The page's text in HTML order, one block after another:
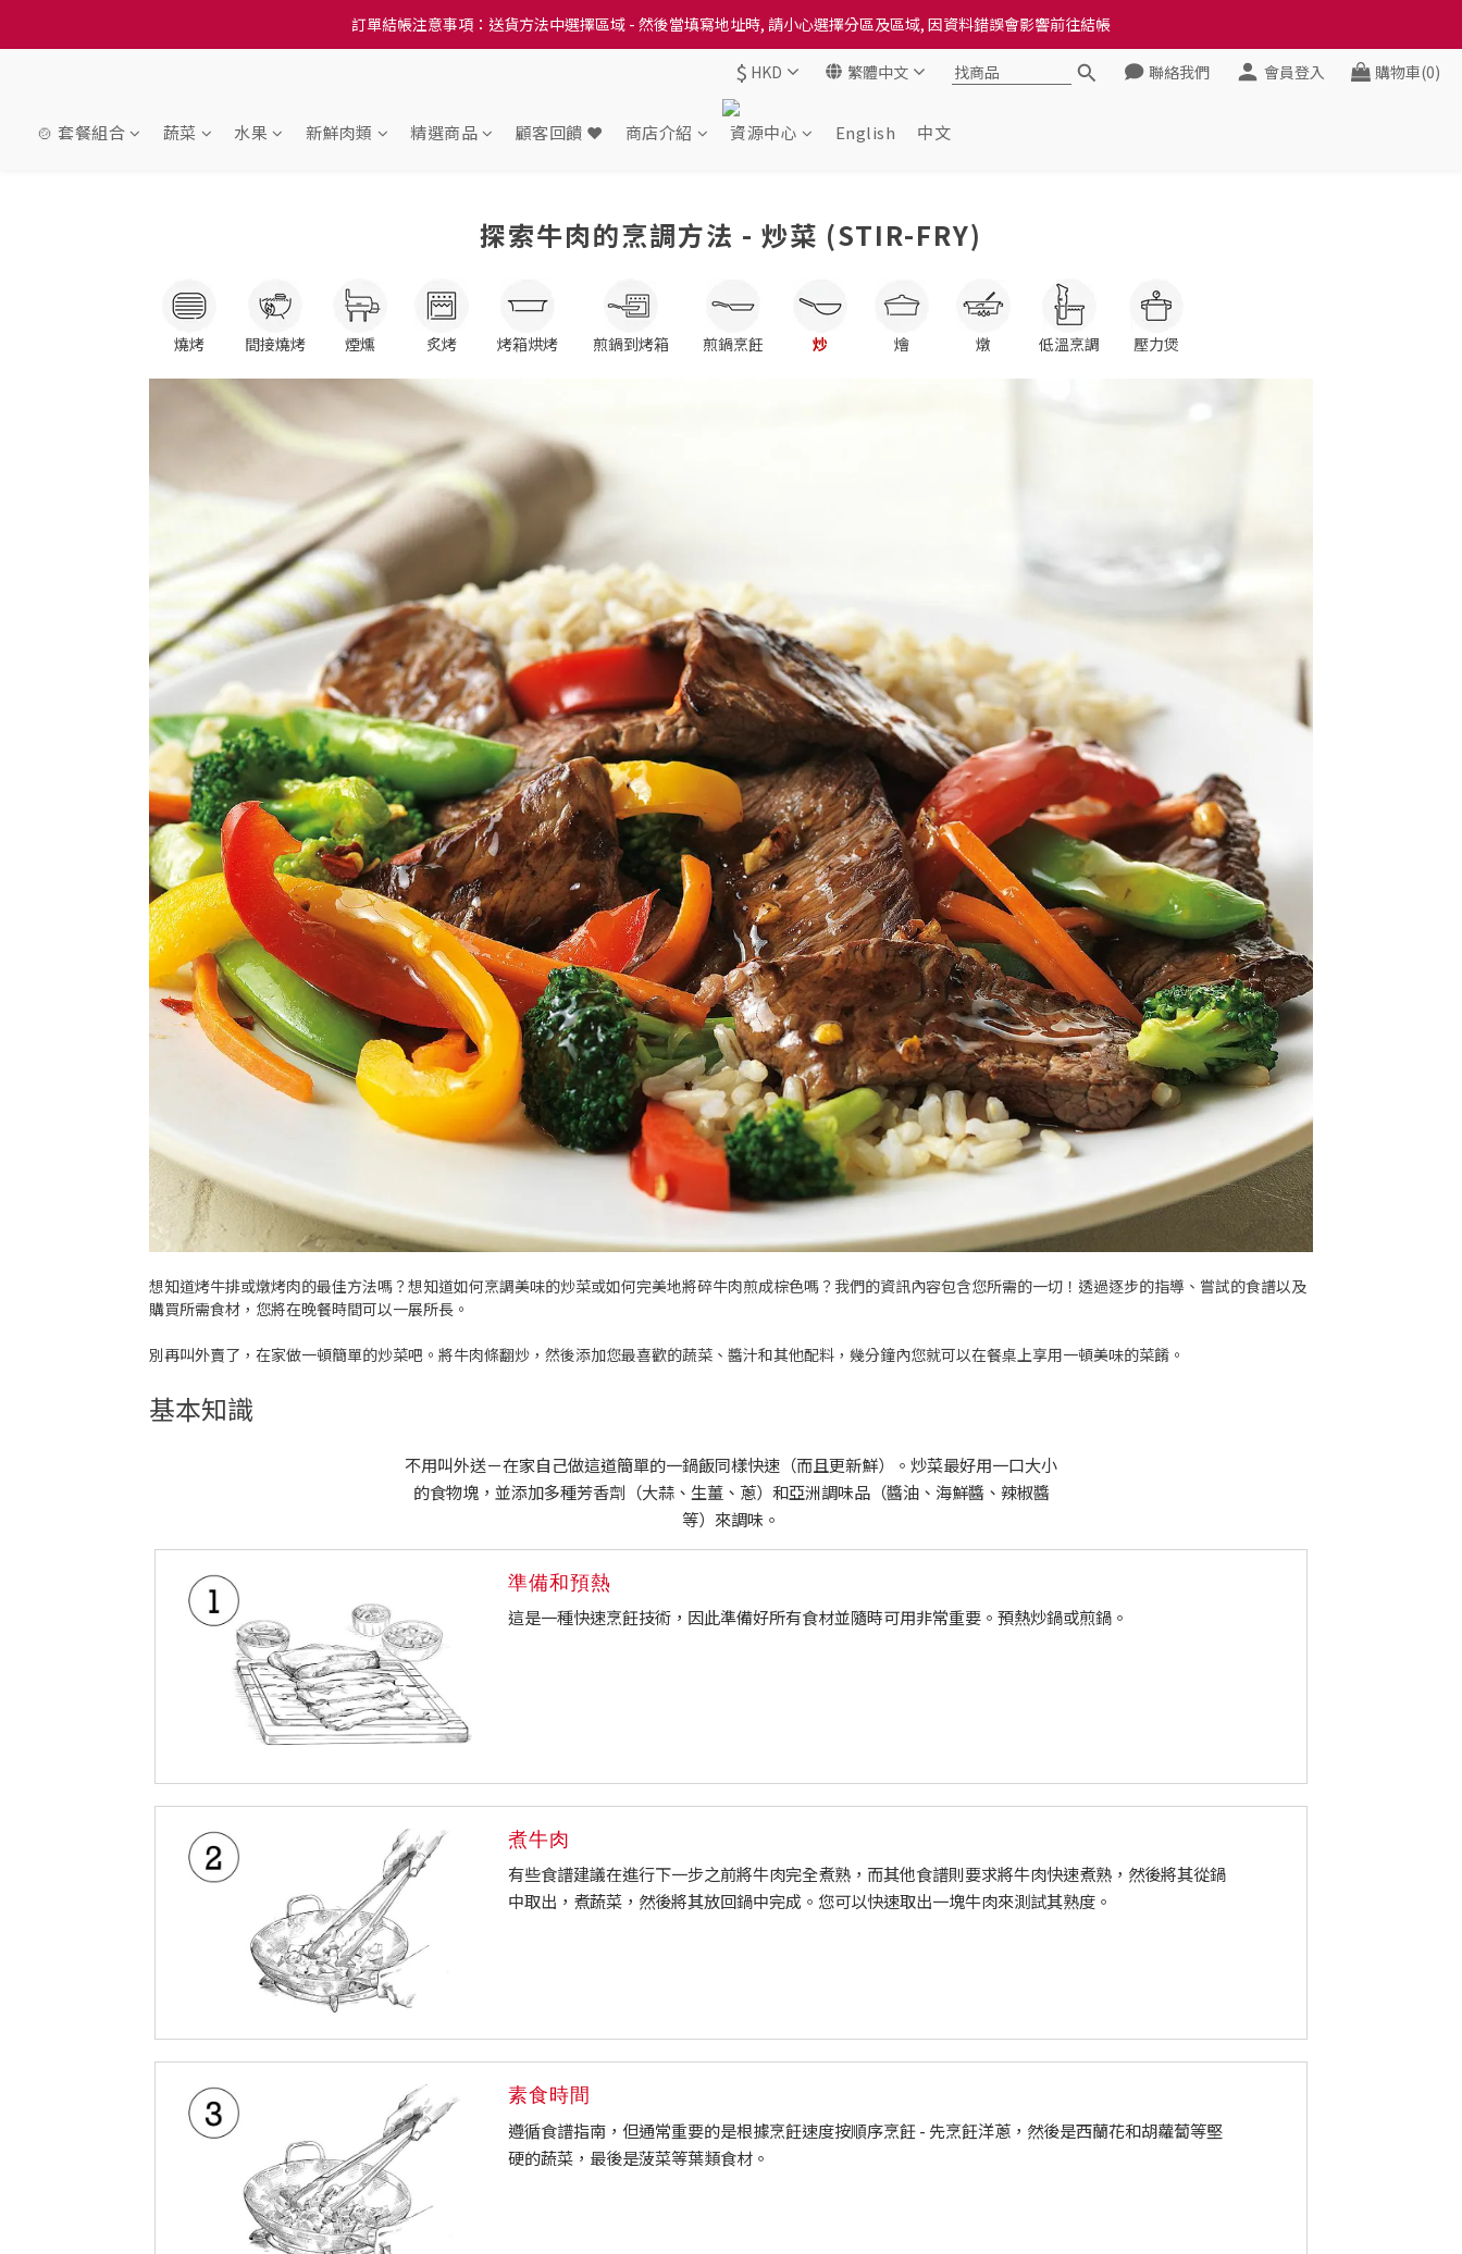
訂單結帳注意事項：送貨方法中選擇區域 - 然後當填寫地址時, 請小心選擇分區及區域, 因資料錯誤會影響前往結帳
訂單結帳注意事項：送貨方法中選擇區域 - 然後當填寫地址時, 請小心選擇分區及區域, 因資料錯誤會影響前往結帳
隆重推出本地培育田香雞、金棠雞、粵皇鷄及平原雞等，想食靚雞就要嚟《餸您健康》
訂單結帳注意事項：送貨方法中選擇區域 - 然後當填寫地址時, 請小心選擇分區及區域, 因資料錯誤會影響前往結帳
$ HKD 繁體中文 聯絡我們 會員登入 購物車(0)
🍲 套餐組合 蔬菜 水果 新鮮肉類 精選商品 顧客回饋 ❤️ 商店介紹 資源中心 English 中文
探索牛肉的烹調方法 - 炒菜 (STIR-FRY)
燒烤 間接燒烤 煙燻 炙烤 烤箱烘烤 煎鍋到烤箱 煎鍋烹飪 炒 燴 燉 低溫烹調 壓力煲
想知道烤牛排或燉烤肉的最佳方法嗎？想知道如何烹調美味的炒菜或如何完美地將碎牛肉煎成棕色嗎？我們的資訊內容包含您所需的一切！透過逐步的指導、嘗試的食譜以及
購買所需食材，您將在晚餐時間可以一展所長。
別再叫外賣了，在家做一頓簡單的炒菜吧。將牛肉條翻炒，然後添加您最喜歡的蔬菜、醬汁和其他配料，幾分鐘內您就可以在餐桌上享用一頓美味的菜餚。
基本知識
不用叫外送－在家自己做這道簡單的一鍋飯同樣快速（而且更新鮮）。炒菜最好用一口大小
的食物塊，並添加多種芳香劑（大蒜、生薑、蔥）和亞洲調味品（醬油、海鮮醬、辣椒醬
等）來調味。
準備和預熱
這是一種快速烹飪技術，因此準備好所有食材並隨時可用非常重要。預熱炒鍋或煎鍋。
煮牛肉
有些食譜建議在進行下一步之前將牛肉完全煮熟，而其他食譜則要求將牛肉快速煮熟，然後將其從鍋
中取出，煮蔬菜，然後將其放回鍋中完成。您可以快速取出一塊牛肉來測試其熟度。
素食時間
遵循食譜指南，但通常重要的是根據烹飪速度按順序烹飪 - 先烹飪洋蔥，然後是西蘭花和胡蘿蔔等堅
硬的蔬菜，最後是菠菜等葉類食材。